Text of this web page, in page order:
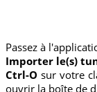
Passez à
Importer le(s)
Ctrl-O sur votre
ouvrir la boîte de